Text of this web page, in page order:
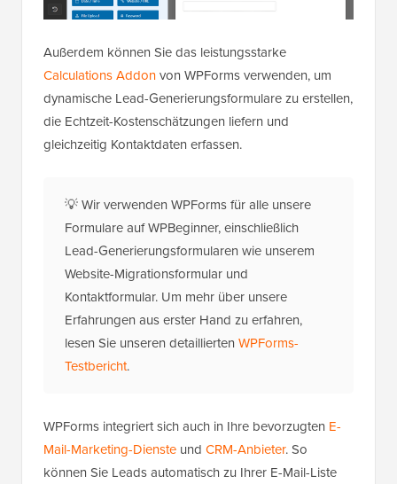
Außerdem können Sie das leistungsstarke
Calculations Addonvon WPForms verwenden, um
dynamische Lead-Generierungsformulare zu erstellen,
die Echtzeit-Kostenschätzungen liefern und
gleichzeitig Kontaktdaten erfassen.
💡 Wir verwenden WPForms für alle unsere
Formulare auf WPBeginner, einschließlich
Lead-Generierungsformularen wie unserem
Website-Migrationsformular und
Kontaktformular. Um mehr über unsere
Erfahrungen aus erster Hand zu erfahren,
lesen Sie unseren detaillierten WPForms-
Testbericht.
WPForms integriert sich auch in Ihre bevorzugten E-
Mail-Marketing-Dienste und CRM-Anbieter. So
können Sie Leads automatisch zu Ihrer E-Mail-Liste